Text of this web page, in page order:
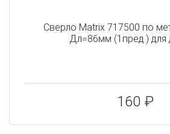
Сверло Matrix 717500 по
Дл=86мм (1пред.) для
160 ₽